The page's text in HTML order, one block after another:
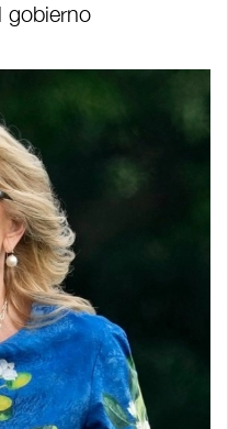
gobierno